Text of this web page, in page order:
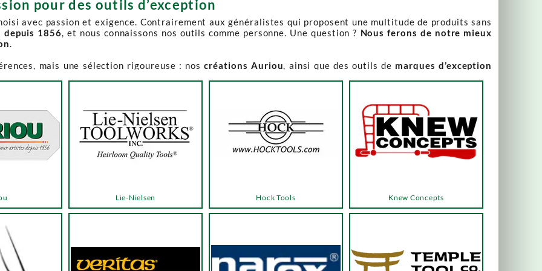
pour des outils d’exception
avec passion et exigence. Contrairement aux généralistes qui proposent une multitude de produits sans
depuis 1856, et nous connaissons nos outils comme personne. Une question ? Nous ferons de notre mieux
.
mais une sélection rigoureuse : noscréations Auriou, ainsi que des outils de marques d’exception
à son réapprovisionnement. Les délais peuvent varier, alors n’hésitez pas à nous contacter pour
catalogue. Pour affiner votre recherche, utilisez les menus ou les boutons dédiés, qui vous mèneront
Lie-Nielsen Hock Tools Knew Concepts